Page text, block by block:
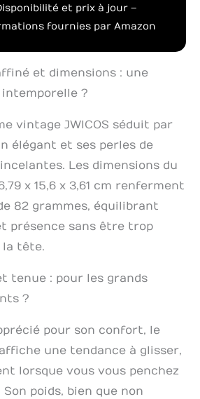
et prix à jour –
fournies par Amazon
et dimensions : une
intemporelle ?
vintage JWICOS séduit par
élégant et ses perles de
Les dimensions du
x 15,6 x 3,61 cm renferment
82 grammes, équilibrant
présence sans être trop
la tête.
tenue : pour les grands
?
pour son confort, le
une tendance à glisser,
lorsque vous vous penchez
poids, bien que non